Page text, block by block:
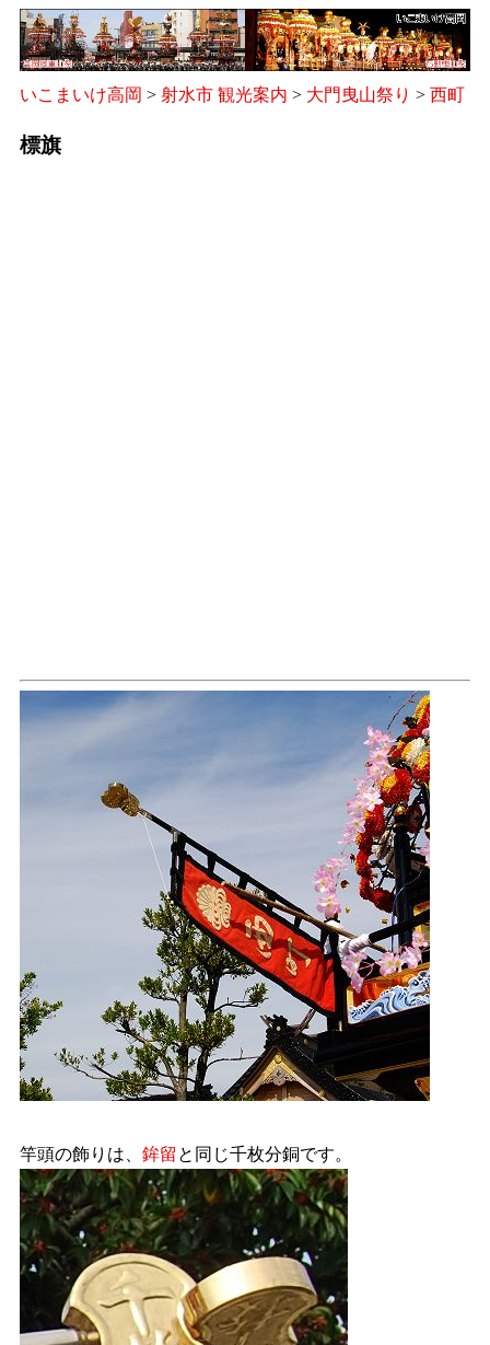
いこまいけ高岡 > 射水市 観光案内 > 大門曳山祭り > 西町
標旗
竿頭の飾りは、 鉾留 と同じ千枚分銅です。